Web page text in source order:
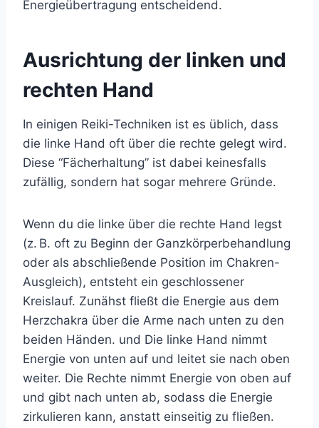
Energieübertragung entscheidend.
Ausrichtung der linken und
rechten Hand
In einigen Reiki-Techniken ist es üblich, dass
die linke Hand oft über die rechte gelegt wird.
Diese “Fächerhaltung” ist dabei keinesfalls
zufällig, sondern hat sogar mehrere Gründe.
Wenn du die linke über die rechte Hand legst
(z. B. oft zu Beginn der Ganzkörperbehandlung
oder als abschließende Position im Chakren-
Ausgleich), entsteht ein geschlossener
Kreislauf. Zunähst fließt die Energie aus dem
Herzchakra über die Arme nach unten zu den
beiden Händen. und Die linke Hand nimmt
Energie von unten auf und leitet sie nach oben
weiter. Die Rechte nimmt Energie von oben auf
und gibt nach unten ab, sodass die Energie
zirkulieren kann, anstatt einseitig zu fließen.